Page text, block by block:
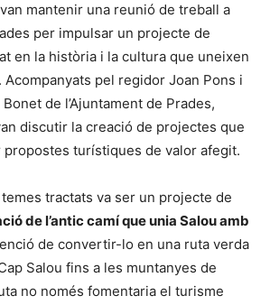
mantenir una reunió de treball a
per impulsar un projecte de
en la història i la cultura que uneixen
pel regidor Joan Pons i
de l’Ajuntament de Prades,
discutir la creació de projectes que
turístiques de valor afegit.
tractats va ser un projecte de
de l’antic camí que unia Salou amb
de convertir-lo en una ruta verda
Salou fins a les muntanyes de
no només fomentaria el turisme